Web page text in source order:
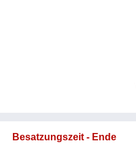
Besatzungszeit - Ende